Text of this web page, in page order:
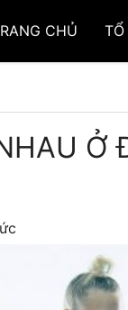
CHỦ
Ở